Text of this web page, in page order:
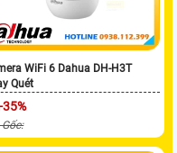
WiFi 6 Dahua DH-H3T
Quét
35%